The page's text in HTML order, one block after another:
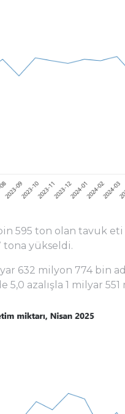
595 ton olan tavuk
tona yükseldi.
632 milyon 774 bin
5,0 azalışla 1 milyar